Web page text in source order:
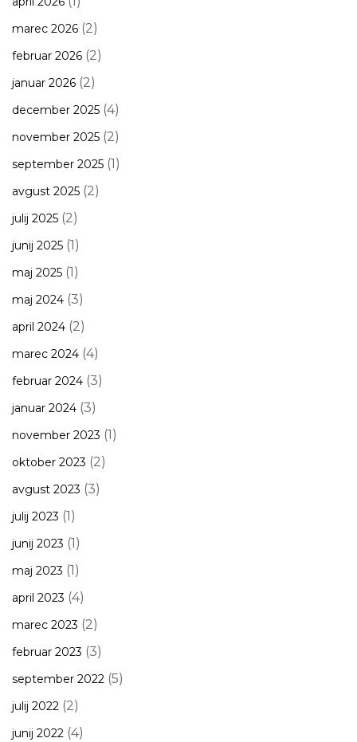
marec 2026 (2)
februar 2026 (2)
januar 2026 (2)
december 2025 (4)
november 2025 (2)
september 2025 (1)
avgust 2025 (2)
julij 2025 (2)
junij 2025 (1)
maj 2025 (1)
maj 2024 (3)
april 2024 (2)
marec 2024 (4)
februar 2024 (3)
januar 2024 (3)
november 2023 (1)
oktober 2023 (2)
avgust 2023 (3)
julij 2023 (1)
junij 2023 (1)
maj 2023 (1)
april 2023 (4)
marec 2023 (2)
februar 2023 (3)
september 2022 (5)
julij 2022 (2)
junij 2022 (4)